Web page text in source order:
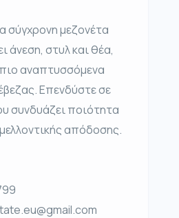
σύγχρονη μεζονέτα
άνεση, στυλ και θέα,
αναπτυσσόμενα
Επενδύστε σε
συνδυάζει ποιότητα
απόδοσης.